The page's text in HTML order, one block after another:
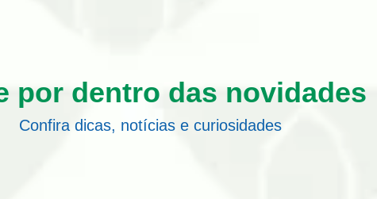
por dentro das novidades
Confira dicas, notícias e curiosidades